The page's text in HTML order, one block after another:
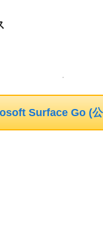
Surface Go (